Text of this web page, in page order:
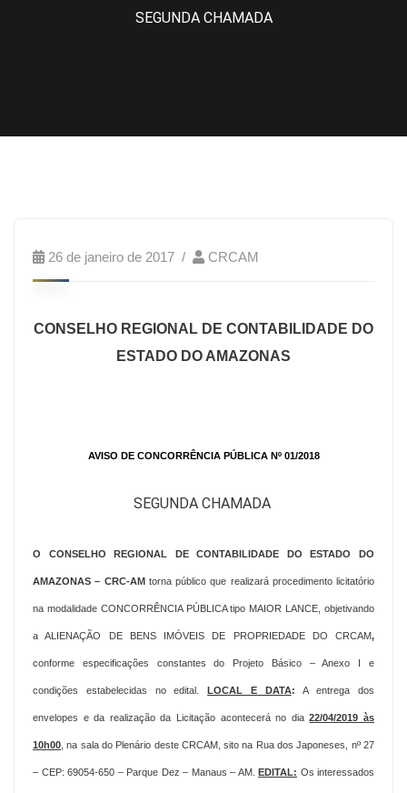
SEGUNDA CHAMADA
26 de janeiro de 2017 CRCAM
CONSELHO REGIONAL DE CONTABILIDADE DO
ESTADO DO AMAZONAS
AVISO DE CONCORRÊNCIA PÚBLICA Nº 01/2018
SEGUNDA CHAMADA
O CONSELHO REGIONAL DE CONTABILIDADE DO ESTADO DO
AMAZONAS – CRC-AMtorna público que realizará procedimento licitatório
na modalidade CONCORRÊNCIA PÚBLICA tipo MAIOR LANCE, objetivando
a ALIENAÇÃO DE BENS IMÓVEIS DE PROPRIEDADE DO CRCAM,
conforme especificações constantes do Projeto Básico – Anexo I e
condições estabelecidas no edital.LOCAL E DATA:A entrega dos
envelopes e da realização da Licitação acontecerá no dia22/04/2019 às
10h00 , na sala do Plenário deste CRCAM, sito na Rua dos Japoneses, nº 27
– CEP: 69054-650 – Parque Dez – Manaus – AM. EDITAL: Os interessados